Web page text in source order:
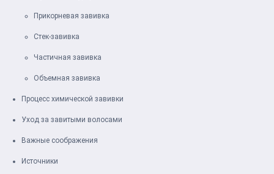
Прикорневая завивка
Стек-завивка
Частичная завивка
Объемная завивка
Процесс химической завивки
Уход за завитыми волосами
Важные соображения
Источники